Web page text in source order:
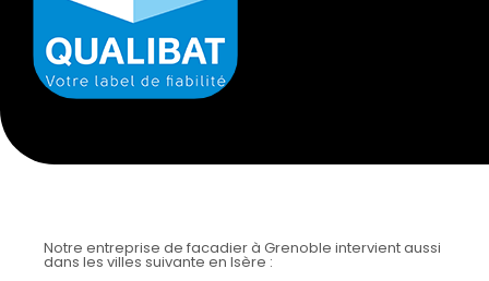
Notre entreprise de facadier à Grenoble intervient aussi
dans les villes suivante en Isère :